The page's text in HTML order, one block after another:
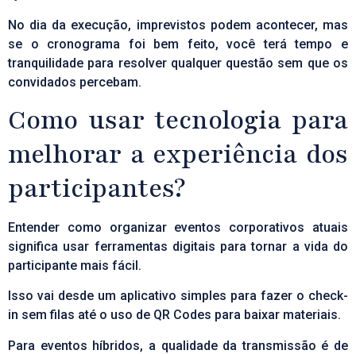
No dia da execução, imprevistos podem acontecer, mas
se o cronograma foi bem feito, você terá tempo e
tranquilidade para resolver qualquer questão sem que os
convidados percebam.
Como usar tecnologia para
melhorar a experiência dos
participantes?
Entender como organizar eventos corporativos atuais
significa usar ferramentas digitais para tornar a vida do
participante mais fácil.
Isso vai desde um aplicativo simples para fazer o check-
in sem filas até o uso de QR Codes para baixar materiais.
Para eventos híbridos, a qualidade da transmissão é de